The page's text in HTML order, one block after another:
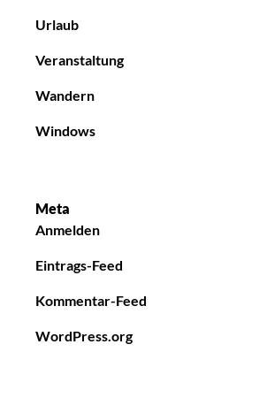
Urlaub
Veranstaltung
Wandern
Windows
Meta
Anmelden
Eintrags-Feed
Kommentar-Feed
WordPress.org